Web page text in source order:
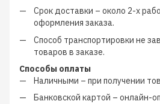
Срок доставки – около 2-х
оформления заказа.
Способ транспортировки не
товаров в заказе.
Способы оплаты
Наличными – при получении
Банковской картой – онлайн-